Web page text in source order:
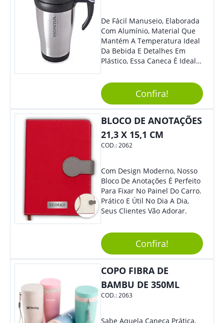
De Fácil Manuseio, Elaborada
Com Alumínio, Material Que
Mantém A Temperatura Ideal
Da Bebida E Detalhes Em
Plástico, Essa Caneca É Ideal
Estilo E Surpreender À Todos.
Versátil, O Brinde Se Adequa
À Feiras, Eventos E Até Mesmo
Datas Especiais.
Confira!
BLOCO DE ANOTAÇÕES
21,3 X 15,1 CM
COD.:2062
Com Design Moderno, Nosso
Bloco De Anotações É Perfeito
Para Fixar No Painel Do Carro.
Prático E Útil No Dia A Dia,
Seus Clientes Vão Adorar.
Confira!
COPO FIBRA DE
BAMBU DE 350ML
COD.:2063
Sabe Aquela Caneca Prática,